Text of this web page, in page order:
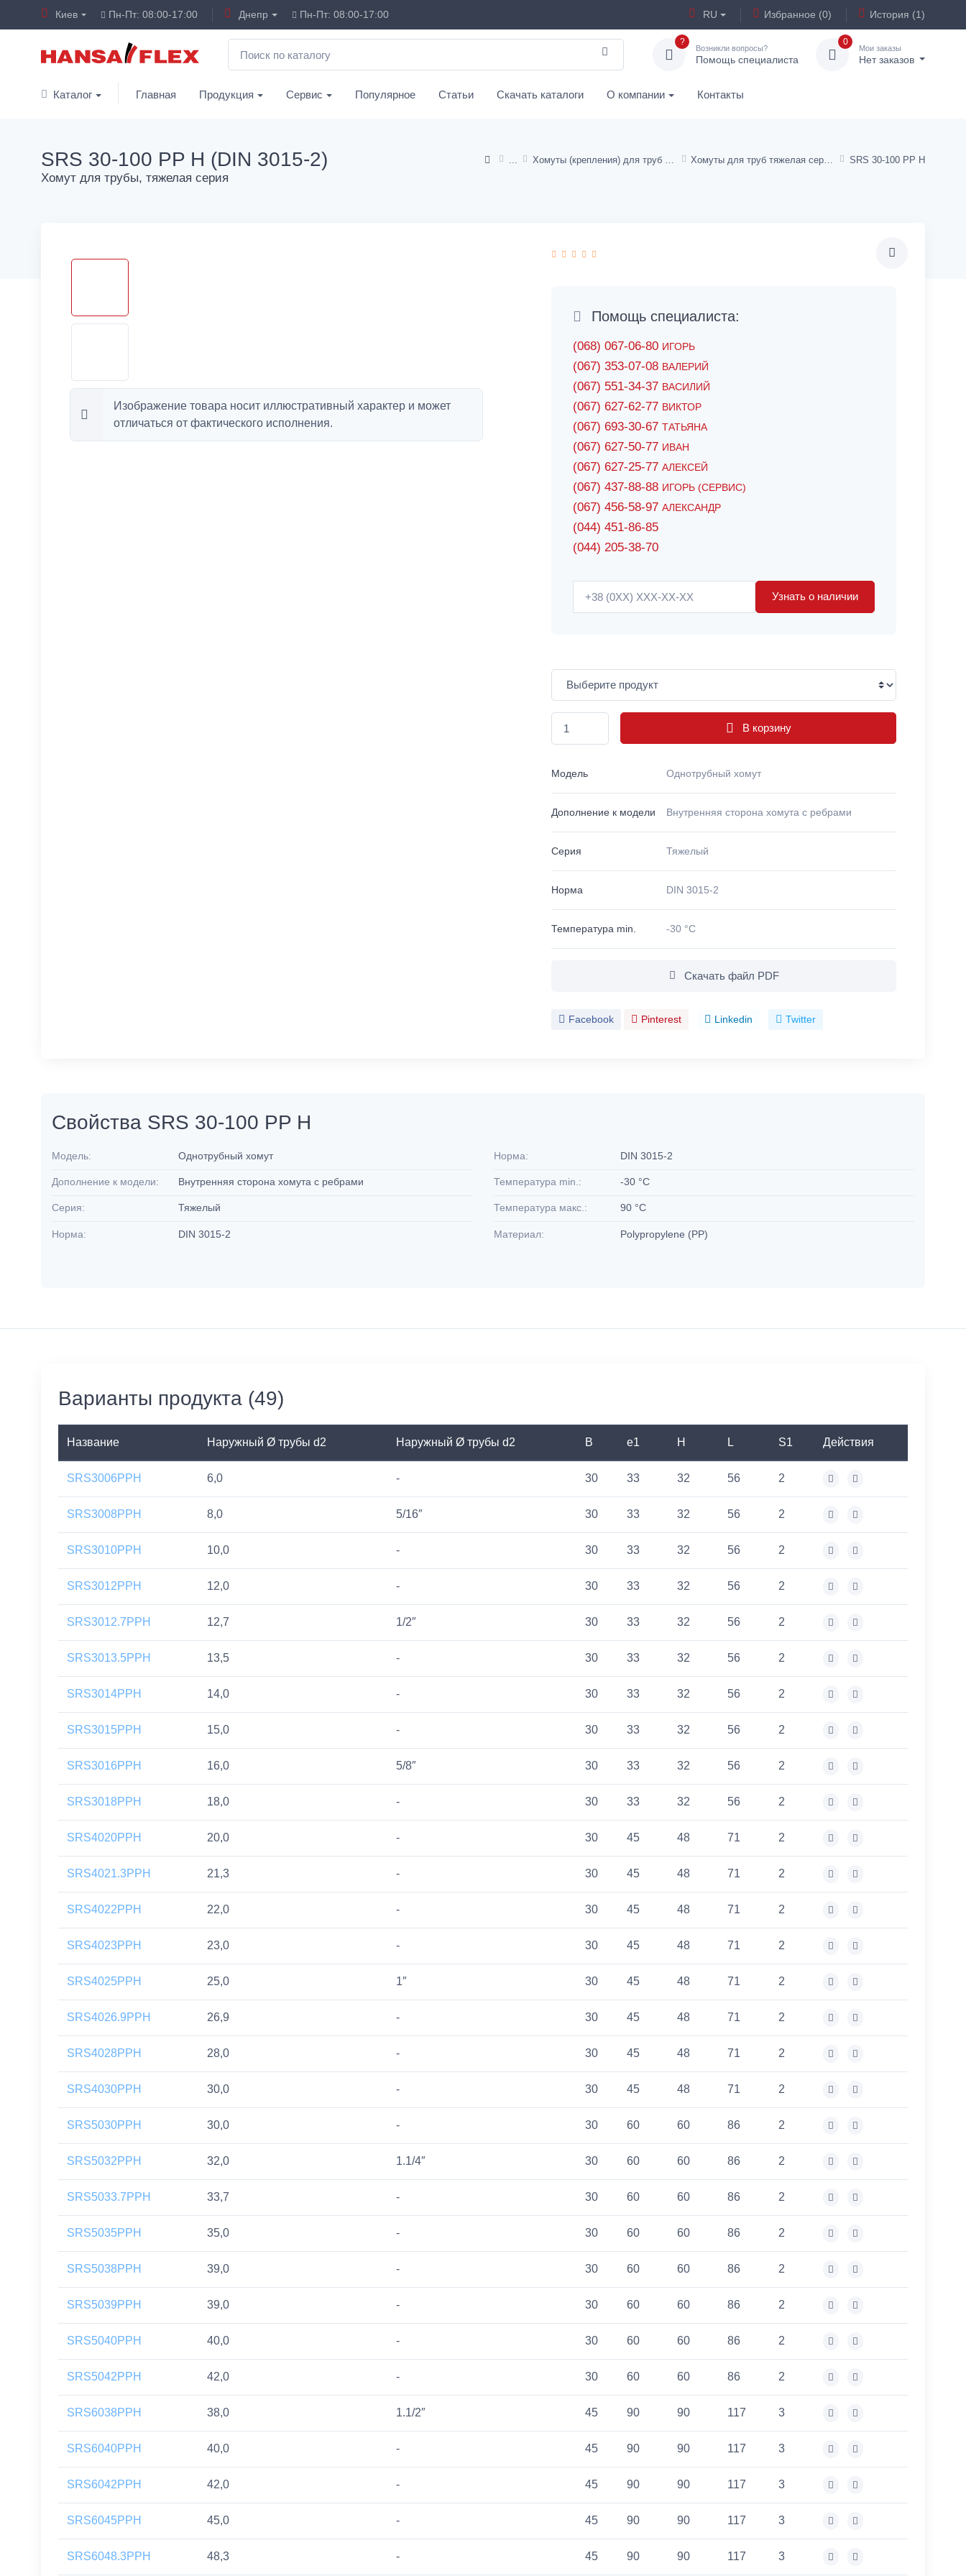
Киев Пн-Пт: 08:00-17:00 Днепр Пн-Пт: 08:00-17:00 RU Избранное (0) История (1)
?
Возникли вопросы?
Помощь специалиста
0
Мои заказы
Нет заказов
Каталог Главная Продукция Сервис Популярное Статьи Скачать каталоги О компании Контакты
Хомуты (крепления) для труб и шлангов Хомуты для труб тяжелая серия SRS 30-100 PP H
SRS 30-100 PP H (DIN 3015-2)
Хомут для трубы, тяжелая серия
Изображение товара носит иллюстративный характер и может
отличаться от фактического исполнения.
Помощь специалиста:
(068) 067-06-80 ИГОРЬ
(067) 353-07-08 ВАЛЕРИЙ
(067) 551-34-37 ВАСИЛИЙ
(067) 627-62-77 ВИКТОР
(067) 693-30-67 ТАТЬЯНА
(067) 627-50-77 ИВАН
(067) 627-25-77 АЛЕКСЕЙ
(067) 437-88-88 ИГОРЬ (СЕРВИС)
(067) 456-58-97 АЛЕКСАНДР
(044) 451-86-85
(044) 205-38-70
Узнать о наличии
В корзину
Модель Однотрубный хомут
Дополнение к модели Внутренняя сторона хомута с ребрами
Серия Тяжелый
Норма DIN 3015-2
Температура min. -30 °C
Скачать файл PDF
Facebook Pinterest Linkedin Twitter
Свойства SRS 30-100 PP H
Модель: Однотрубный хомут
Дополнение к модели: Внутренняя сторона хомута с ребрами
Серия: Тяжелый
Норма: DIN 3015-2
Норма: DIN 3015-2
Температура min.: -30 °C
Температура макс.: 90 °C
Материал: Polypropylene (PP)
Варианты продукта (49)
Название Наружный Ø трубы d2 Наружный Ø трубы d2 B e1 H L S1 Действия
SRS3006PPH 6,0 - 30 33 32 56 2
SRS3008PPH 8,0 5/16″ 30 33 32 56 2
SRS3010PPH 10,0 - 30 33 32 56 2
SRS3012PPH 12,0 - 30 33 32 56 2
SRS3012.7PPH 12,7 1/2″ 30 33 32 56 2
SRS3013.5PPH 13,5 - 30 33 32 56 2
SRS3014PPH 14,0 - 30 33 32 56 2
SRS3015PPH 15,0 - 30 33 32 56 2
SRS3016PPH 16,0 5/8″ 30 33 32 56 2
SRS3018PPH 18,0 - 30 33 32 56 2
SRS4020PPH 20,0 - 30 45 48 71 2
SRS4021.3PPH 21,3 - 30 45 48 71 2
SRS4022PPH 22,0 - 30 45 48 71 2
SRS4023PPH 23,0 - 30 45 48 71 2
SRS4025PPH 25,0 1″ 30 45 48 71 2
SRS4026.9PPH 26,9 - 30 45 48 71 2
SRS4028PPH 28,0 - 30 45 48 71 2
SRS4030PPH 30,0 - 30 45 48 71 2
SRS5030PPH 30,0 - 30 60 60 86 2
SRS5032PPH 32,0 1.1/4″ 30 60 60 86 2
SRS5033.7PPH 33,7 - 30 60 60 86 2
SRS5035PPH 35,0 - 30 60 60 86 2
SRS5038PPH 39,0 - 30 60 60 86 2
SRS5039PPH 39,0 - 30 60 60 86 2
SRS5040PPH 40,0 - 30 60 60 86 2
SRS5042PPH 42,0 - 30 60 60 86 2
SRS6038PPH 38,0 1.1/2″ 45 90 90 117 3
SRS6040PPH 40,0 - 45 90 90 117 3
SRS6042PPH 42,0 - 45 90 90 117 3
SRS6045PPH 45,0 - 45 90 90 117 3
SRS6048.3PPH 48,3 - 45 90 90 117 3